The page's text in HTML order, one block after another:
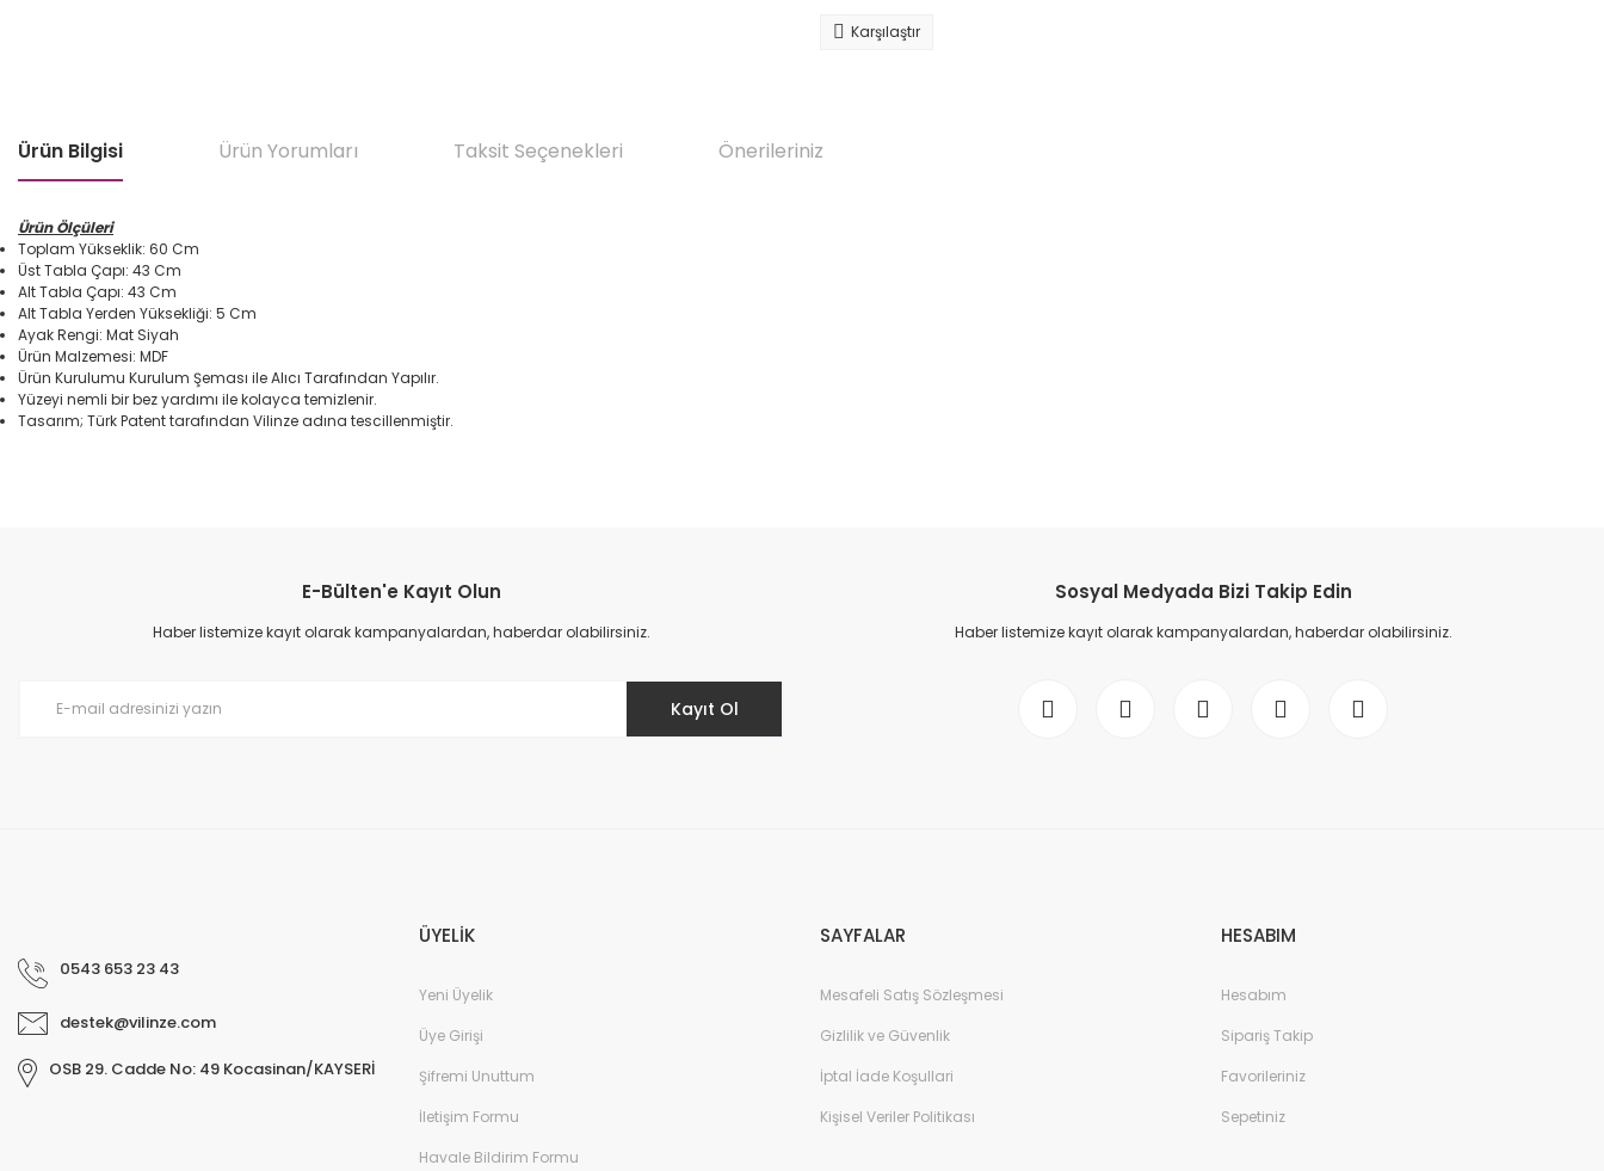
Karşılaştır
Ürün Bilgisi Ürün Yorumları Taksit Seçenekleri Önerileriniz
Ürün Ölçüleri
Toplam Yükseklik: 60 Cm
Üst Tabla Çapı: 43 Cm
Alt Tabla Çapı: 43 Cm
Alt Tabla Yerden Yüksekliği: 5 Cm
Ayak Rengi: Mat Siyah
Ürün Malzemesi: MDF
Ürün Kurulumu Kurulum Şeması ile Alıcı Tarafından Yapılır.
Yüzeyi nemli bir bez yardımı ile kolayca temizlenir.
Tasarım; Türk Patent tarafından Vilinze adına tescillenmiştir.
Ürün resmi kalitesiz, bozuk veya görüntülenemiyor.
Ürün açıklamasında eksik bilgiler bulunuyor.
E-Bülten'e Kayıt Olun
Haber listemize kayıt olarak kampanyalardan, haberdar olabilirsiniz.
Kayıt Ol
Sosyal Medyada Bizi Takip Edin
Haber listemize kayıt olarak kampanyalardan, haberdar olabilirsiniz.
0543 653 23 43
destek@vilinze.com
OSB 29. Cadde No: 49 Kocasinan/KAYSERİ
ÜYELİK
Yeni Üyelik
Üye Girişi
Şifremi Unuttum
İletişim Formu
Havale Bildirim Formu
SAYFALAR
Mesafeli Satış Sözleşmesi
Gizlilik ve Güvenlik
İptal İade Koşullari
Kişisel Veriler Politikası
HESABIM
Hesabım
Sipariş Takip
Favorileriniz
Sepetiniz